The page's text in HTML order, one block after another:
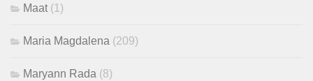
Maat (1)
Maria Magdalena (209)
Maryann Rada (8)